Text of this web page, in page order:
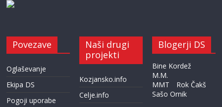
Povezave
Oglaševanje
Ekipa DS
Pogoji uporabe
Naši drugi
projekti
Kozjansko.info
Celje.info
Blogerji DS
Bine Kordež
M.M.
MMT
Rok Čakš
Sašo Ornik